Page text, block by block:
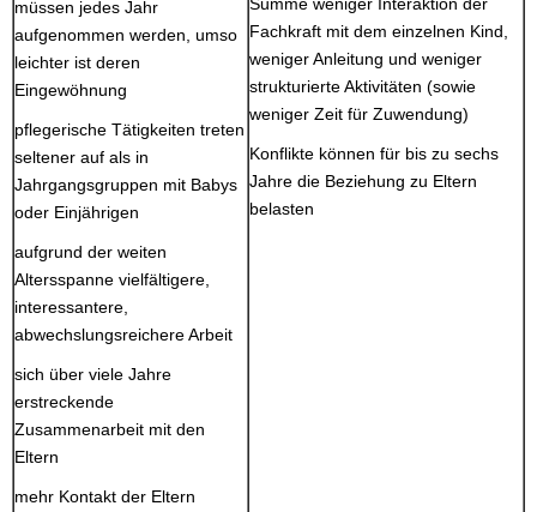
müssen jedes Jahr
aufgenommen werden, umso
leichter ist deren
Eingewöhnung
pflegerische Tätigkeiten treten
seltener auf als in
Jahrgangsgruppen mit Babys
oder Einjährigen
aufgrund der weiten
Altersspanne vielfältigere,
interessantere,
abwechslungsreichere Arbeit
sich über viele Jahre
erstreckende
Zusammenarbeit mit den
Eltern
mehr Kontakt der Eltern
Fachkraft mit dem einzelnen Kind,
weniger Anleitung und weniger
strukturierte Aktivitäten (sowie
weniger Zeit für Zuwendung)
Konflikte können für bis zu sechs
Jahre die Beziehung zu Eltern
belasten